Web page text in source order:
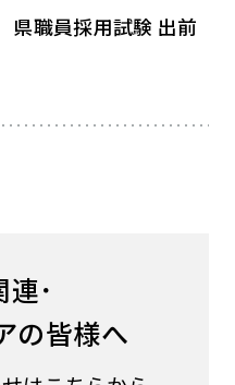
職員採用試験 出前
連･
の皆様へ